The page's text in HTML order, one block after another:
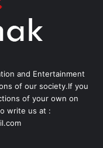
and Entertainment
of our society.If you
of your own on
write us at :